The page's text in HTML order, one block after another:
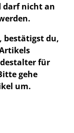
darf nicht an
bestätigst du,
für
gehe
um.